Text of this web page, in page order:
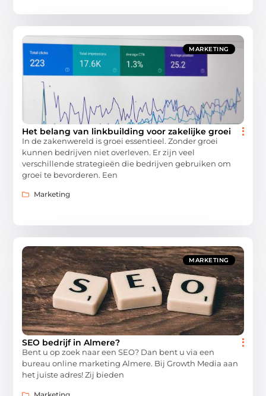
MARKETING
Het belang van linkbuilding voor zakelijke groei
In de zakenwereld is groei essentieel. Zonder groei
kunnen bedrijven niet overleven. Er zijn veel
verschillende strategieën die bedrijven gebruiken om
groei te bevorderen. Een
Marketing
MARKETING
SEO bedrijf in Almere?
Bent u op zoek naar een SEO? Dan bent u via een
bureau online marketing Almere. Bij Growth Media aan
het juiste adres! Zij bieden